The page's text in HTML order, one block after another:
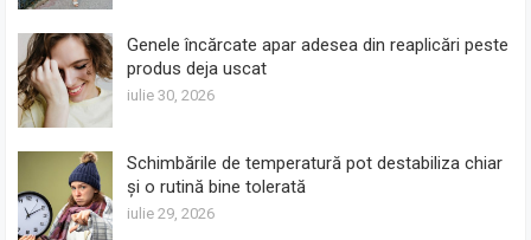
Genele încărcate apar adesea din reaplicări peste
produs deja uscat
iulie 30, 2026
Schimbările de temperatură pot destabiliza chiar
și o rutină bine tolerată
iulie 29, 2026